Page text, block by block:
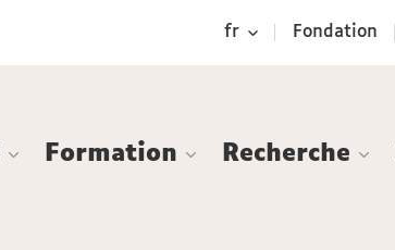
fr Fondation
Formation Recherche